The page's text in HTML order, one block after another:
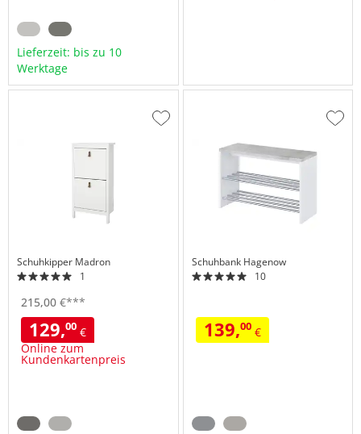
Lieferzeit: bis zu 10
Werktage
Schuhkipper Madron
1
215,00 €***
129,00 €
Online zum
Kundenkartenpreis
Zur
Schuhbank Hagenow
10
139,00€
Zur